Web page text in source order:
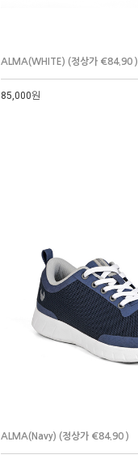
ALMA(WHITE) (정상가 €84.90 )
85,000원
ALMA(Navy) (정상가 €84.90 )